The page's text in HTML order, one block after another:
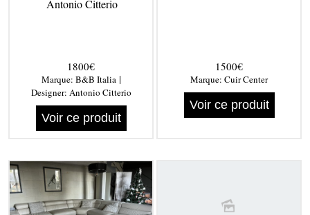
Antonio Citterio
1800€
Marque: B&B Italia|
Designer: Antonio Citterio
Voir ce produit
1500€
Marque: Cuir Center
Voir ce produit